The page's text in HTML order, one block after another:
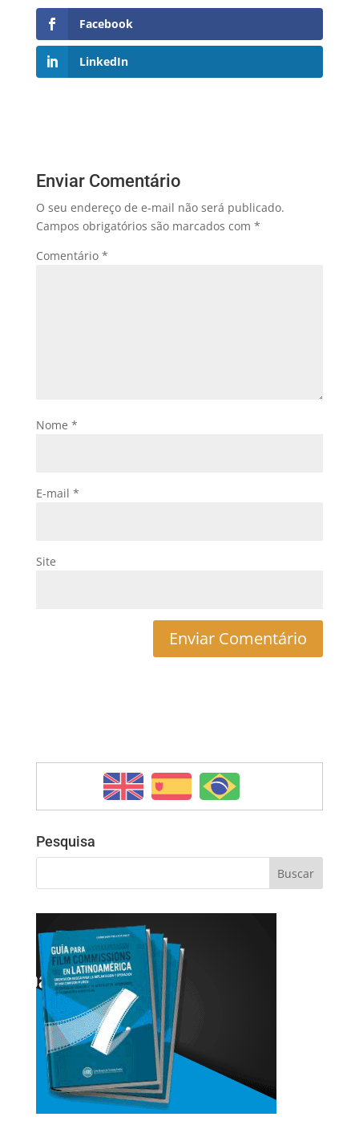
Facebook
LinkedIn
Enviar Comentário
O seu endereço de e-mail não será publicado.
Campos obrigatórios são marcados com *
Comentário *
Nome *
E-mail *
Site
Pesquisa